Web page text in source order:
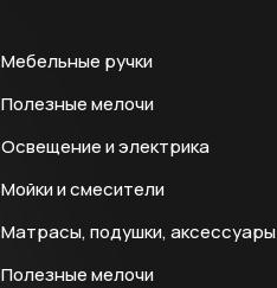
Мебельные ручки
Полезные мелочи
Освещение и электрика
Мойки и смесители
Матрасы, подушки, аксессуары
Полезные мелочи